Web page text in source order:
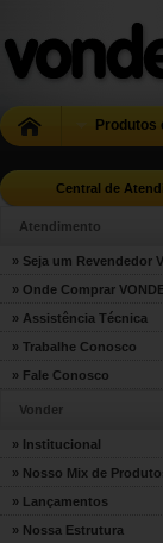
Produtos
Central de
Atendimento
» Seja um Revendedor
» Onde Comprar
» Assistência Técnica
» Trabalhe Conosco
» Fale Conosco
Vonder
» Institucional
» Nosso Mix de
» Lançamentos
» Nossa Estrutura